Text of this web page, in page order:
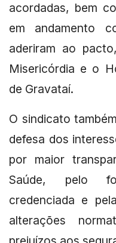
acordadas, bem
em andamento
aderiram ao
Misericórdia e o
de Gravataí.
O sindicato
defesa dos
por maior
Saúde, pelo
credenciada e
alterações